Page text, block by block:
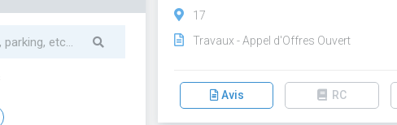
17
Travaux - Appel d'Offres Ouvert
Avis RC